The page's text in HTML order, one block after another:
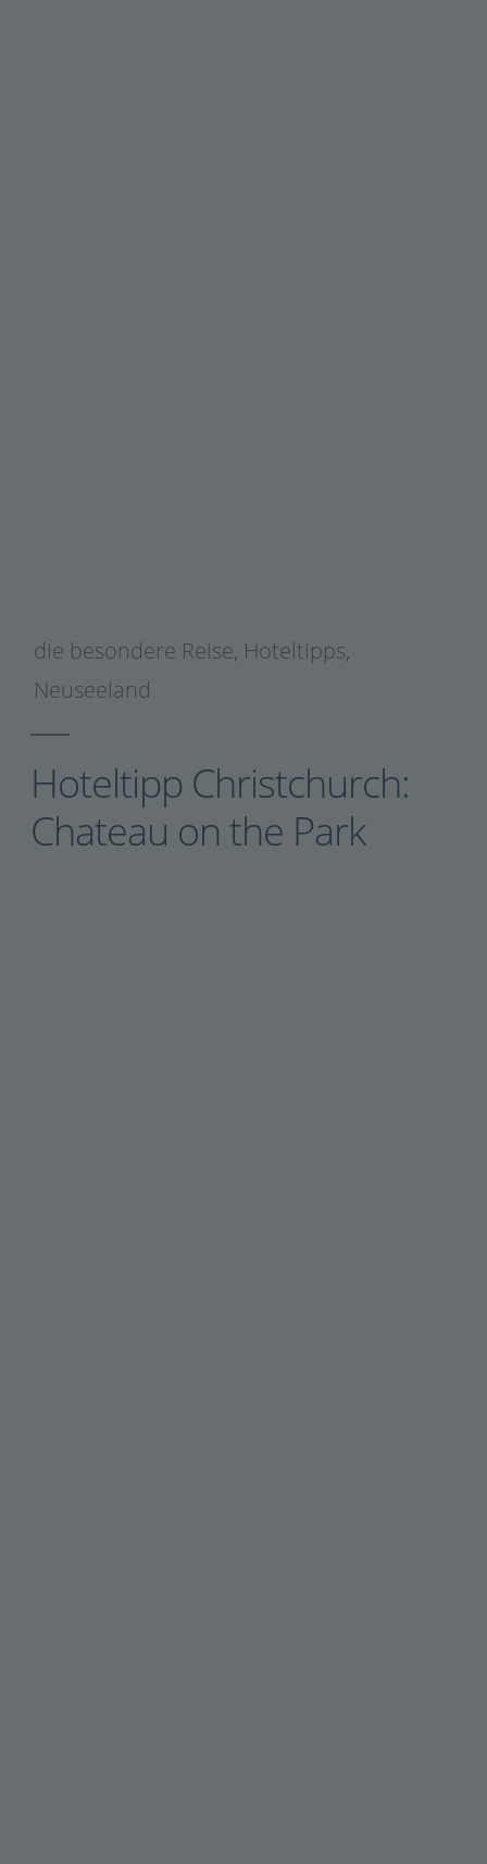
die besondere Reise, Hoteltipps,
Neuseeland
Hoteltipp Christchurch:
Chateau on the Park